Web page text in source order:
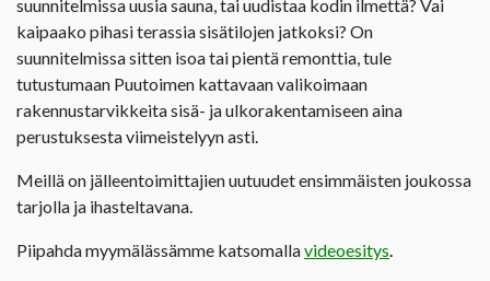
suunnitelmissa uusia sauna, tai uudistaa kodin ilmettä? Vai
kaipaako pihasi terassia sisätilojen jatkoksi? On
suunnitelmissa sitten isoa tai pientä remonttia, tule
tutustumaan Puutoimen kattavaan valikoimaan
rakennustarvikkeita sisä- ja ulkorakentamiseen aina
perustuksesta viimeistelyyn asti.
Meillä on jälleentoimittajien uutuudet ensimmäisten joukossa
tarjolla ja ihasteltavana.
Piipahda myymälässämme katsomallavideoesitys.